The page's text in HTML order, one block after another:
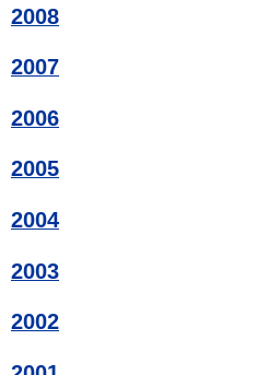
2008
2007
2006
2005
2004
2003
2002